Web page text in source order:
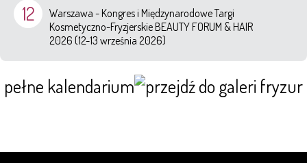
12
Warszawa - Kongres i Międzynarodowe Targi
Kosmetyczno-Fryzjerskie BEAUTY FORUM & HAIR
2026 (12-13 września 2026)
pełne kalendarium